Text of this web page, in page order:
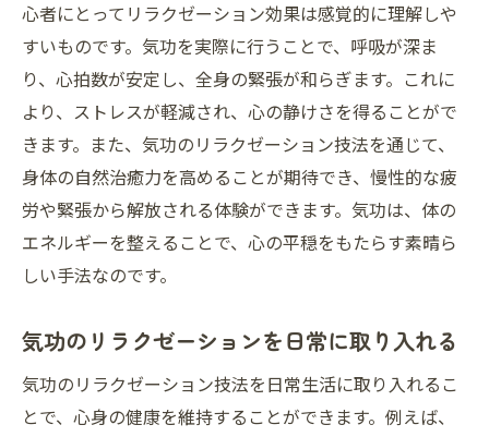
気功セッションの後のリラクゼーション維
持法
長く続く気功の安らぎを享受する
気功による心地よさの体験談
気功で得られる心地よさの源
心者にとってリラクゼーション効果は感覚的に理解しや
すいものです。気功を実際に行うことで、呼吸が深ま
り、心拍数が安定し、全身の緊張が和らぎます。これに
より、ストレスが軽減され、心の静けさを得ることがで
きます。また、気功のリラクゼーション技法を通じて、
身体の自然治癒力を高めることが期待でき、慢性的な疲
労や緊張から解放される体験ができます。気功は、体の
エネルギーを整えることで、心の平穏をもたらす素晴ら
しい手法なのです。
気功のリラクゼーションを日常に取り入れる
気功のリラクゼーション技法を日常生活に取り入れるこ
とで、心身の健康を維持することができます。例えば、